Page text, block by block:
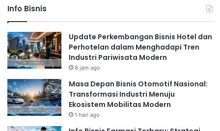
Info Bisnis
Update Perkembangan Bisnis Hotel dan
Perhotelan dalam Menghadapi Tren
Industri Pariwisata Modern
8 jam ago
Masa Depan Bisnis Otomotif Nasional:
Transformasi Industri Menuju
Ekosistem Mobilitas Modern
1 hari ago